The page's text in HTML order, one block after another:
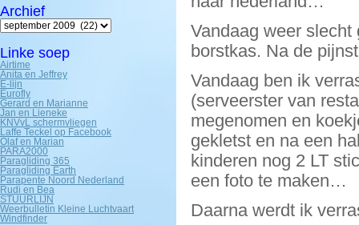
Archief
Archief
Linke soep
Airtime
Anita en Jeffrey
E-lijn
Eurofly
Gerard en Marianne
Jan en Lieneke
KNVvL schermvliegen
Laffe Teckel op Facebook
Olaf en Marian
PARA2000
Paragliding 365
Paragliding Earth
Parapente Noord Nederland
Rudi en Bea
STUURLIJN
Weerbulletin Kleine Luchtvaart
Windfinder
Vandaag weer
borstkas. Na de
Vandaag ben ik
(serveerster van
megenomen en
gekletst en na een
kinderen nog 2 LT
een foto te maken…
Daarna werdt ik